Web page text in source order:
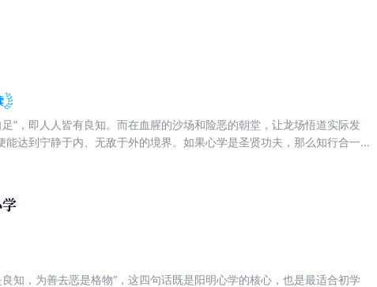
”，即人人皆有良知。而在血腥的沙场和险恶的朝堂，让龙场悟道实际发
能达到宁静于内、无敌于外的境界。如果心学是圣贤功夫，那么知行合一
知，为善去恶是格物”，这四句话既是阳明心学的核心，也是最适合初学